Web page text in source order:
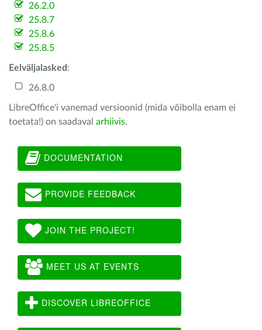
26.2.0
25.8.7
25.8.6
25.8.5
Eelväljalasked :
26.8.0
LibreOffice'i vanemad versioonid (mida võibolla enam ei
toetata!) on saadaval arhiivis.
DOCUMENTATION
PROVIDE FEEDBACK
JOIN THE PROJECT!
MEET US AT EVENTS
DISCOVER LIBREOFFICE